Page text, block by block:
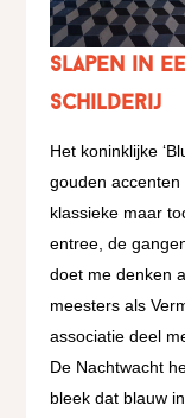
Slapen in
schilderij
Het koninklijke
gouden
klassieke maar
entree, de
doet me denken
meesters als
associatie deel
De Nachtwacht
bleek dat blauw